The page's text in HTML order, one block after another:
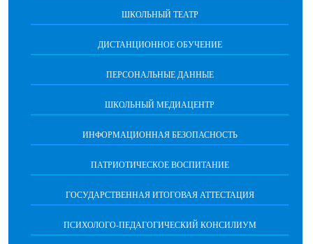
ШКОЛЬНЫЙ ТЕАТР
ДИСТАНЦИОННОЕ ОБУЧЕНИЕ
ПЕРСОНАЛЬНЫЕ ДАННЫЕ
ШКОЛЬНЫЙ МЕДИАЦЕНТР
ИНФОРМАЦИОННАЯ БЕЗОПАСНОСТЬ
ПАТРИОТИЧЕСКОЕ ВОСПИТАНИЕ
ГОСУДАРСТВЕННАЯ ИТОГОВАЯ АТТЕСТАЦИЯ
ПСИХОЛОГО-ПЕДАГОГИЧЕСКИЙ КОНСИЛИУМ